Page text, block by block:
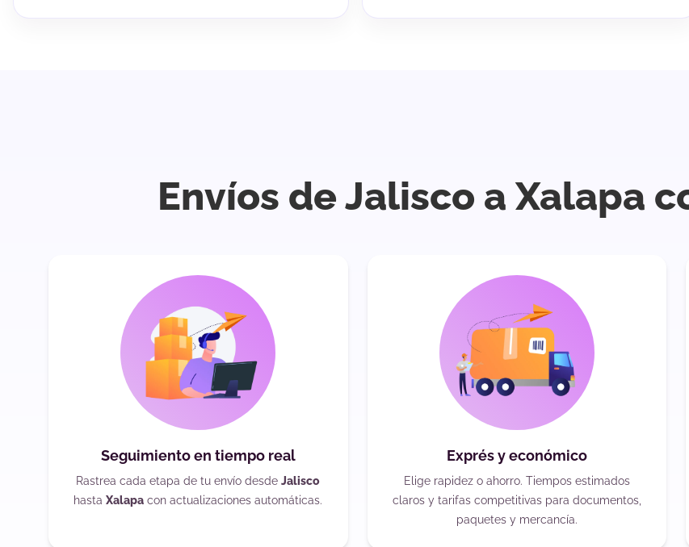
Envíos de Jalisco a Xalapa
Seguimiento en tiempo real
Rastrea cada etapa de tu envío desdeJalisco
hastaXalapa con actualizaciones automáticas.
Exprés y económico
Elige rapidez o ahorro. Tiempos estimados
claros y tarifas competitivas para documentos,
paquetes y mercancía.